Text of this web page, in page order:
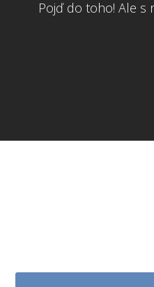
Pojď do toho! Ale s